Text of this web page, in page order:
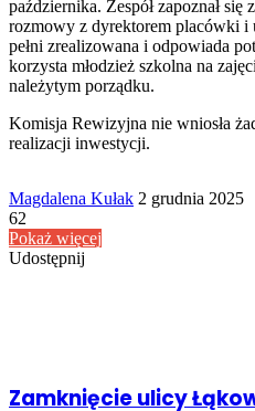
października. Zespół zapoznał
rozmowy z dyrektorem placówki i
pełni zrealizowana i odpowiada
korzysta młodzież szkolna na
należytym porządku.
Komisja Rewizyjna nie wniosła
realizacji inwestycji.
Magdalena Kułak Send
2 grudnia 2025
62
Pokaż więcej
Udostępnij
Zamknięcie ulicy